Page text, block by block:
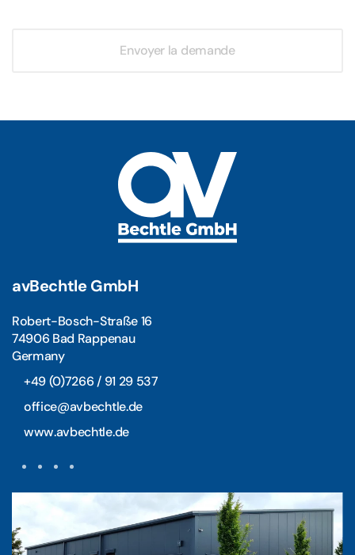
Envoyer la demande
avBechtle GmbH
Robert-Bosch-Straße 16
74906 Bad Rappenau
Germany
+49 (0)7266 / 91 29 537
office@avbechtle.de
www.avbechtle.de